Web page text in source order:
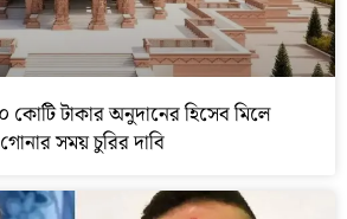
কোটি টাকার অনুদানের হিসেব মিলে
সময় চুরির দাবি